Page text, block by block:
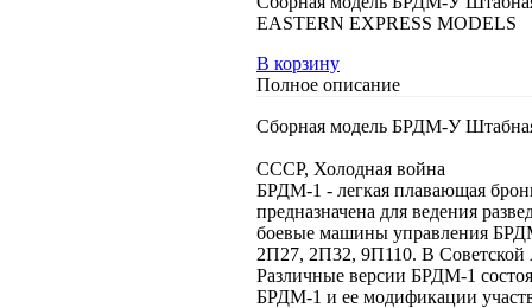
EASTERN EXPRESS MODELS
В корзину
Полное описание
Сборная модель БРДМ-У
СССР, Холодная война
БРДМ-1 - легкая плавающая
предназначена для ведения
боевые машины управления
2П27, 2П32, 9П110. В
Различные версии БРДМ-1
БРДМ-1 и ее модификации